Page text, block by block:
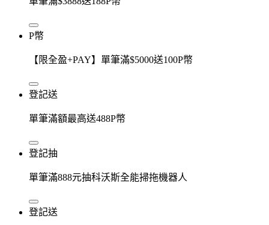
P幣
【限全盈+PAY】單筆滿$5000送100P幣
登記送
單筆滿額最高送488P幣
登記抽
單筆滿888元抽科沃斯全能掃拖機器人
登記送